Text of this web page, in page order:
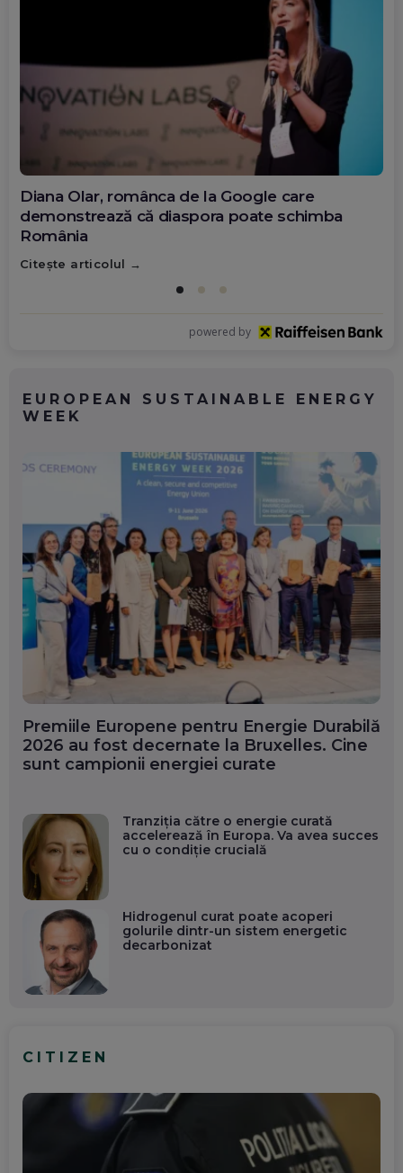
Diana Olar, românca de la Google care
demonstrează că diaspora poate schimba
România
Citește articolul
powered by
EUROPEAN SUSTAINABLE ENERGY
WEEK
Premiile Europene pentru Energie Durabilă
2026 au fost decernate la Bruxelles. Cine
sunt campionii energiei curate
Tranziția către o energie curată
accelerează în Europa. Va avea succes
cu o condiție crucială
Hidrogenul curat poate acoperi
golurile dintr-un sistem energetic
decarbonizat
CITIZEN